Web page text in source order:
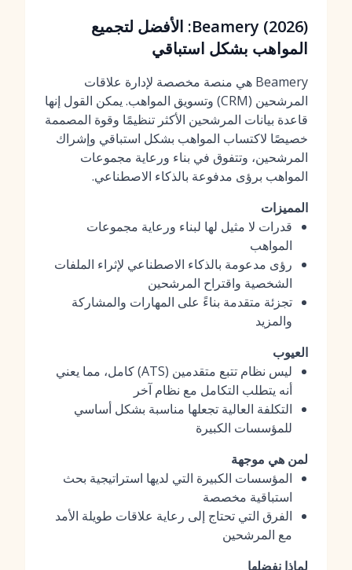
Beamery (2026): الأفضل لتجميع
المواهب بشكل استباقي
Beamery هي منصة مخصصة لإدارة علاقات
المرشحين (CRM) وتسويق المواهب. يمكن القول إنها
قاعدة بيانات المرشحين الأكثر تنظيمًا وقوة المصممة
خصيصًا لاكتساب المواهب بشكل استباقي وإشراك
المرشحين، وتتفوق في بناء ورعاية مجموعات
المواهب برؤى مدفوعة بالذكاء الاصطناعي.
المميزات
قدرات لا مثيل لها لبناء ورعاية مجموعات
المواهب
رؤى مدعومة بالذكاء الاصطناعي لإثراء الملفات
الشخصية واقتراح المرشحين
تجزئة متقدمة بناءً على المهارات والمشاركة
والمزيد
العيوب
ليس نظام تتبع متقدمين (ATS) كامل، مما يعني
أنه يتطلب التكامل مع نظام آخر
التكلفة العالية تجعلها مناسبة بشكل أساسي
للمؤسسات الكبيرة
لمن هي موجهة
المؤسسات الكبيرة التي لديها استراتيجية بحث
استباقية مخصصة
الفرق التي تحتاج إلى رعاية علاقات طويلة الأمد
مع المرشحين
لماذا نفضلها